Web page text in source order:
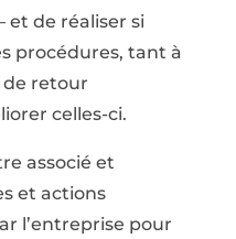
et de réaliser si
procédures, tant à
retour
celles-ci.
associé et
et actions
l’entreprise pour